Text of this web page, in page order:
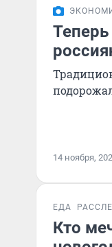
14 ноября,
ЕДА
Кто